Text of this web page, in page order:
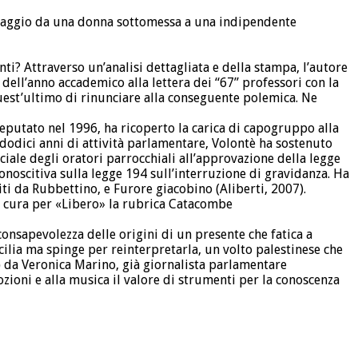
da una donna sottomessa a una indipendente
Attraverso un’analisi dettagliata e della stampa, l’autore
accademico alla lettera dei “67” professori con la
di rinunciare alla conseguente polemica. Ne
nel 1996, ha ricoperto la carica di capogruppo alla
anni di attività parlamentare, Volontè ha sostenuto
degli oratori parrocchiali all’approvazione della legge
sulla legge 194 sull’interruzione di gravidanza. Ha
da Rubbettino, e Furore giacobino (Aliberti, 2007).
per «Libero» la rubrica Catacombe
delle origini di un presente che fatica a
ma spinge per reinterpretarla, un volto palestinese che
Veronica Marino, già giornalista parlamentare
e alla musica il valore di strumenti per la conoscenza